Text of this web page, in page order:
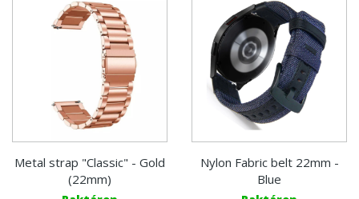
Metal strap "Classic" - Gold
(22mm)
Nylon Fabric belt 22mm -
Blue